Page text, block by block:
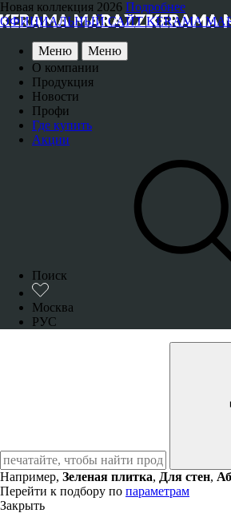
Новая коллекция 2026 Подробнее
ОФИЦИАЛЬНЫЙ САЙТ KERAMA
Меню
Меню
О компании
Продукция
Новости
Профи
Где купить
Акции
Поиск
Москва
РУС
Например, Зеленая плитка, Для стен,
Перейти к подбору по параметрам
Закрыть